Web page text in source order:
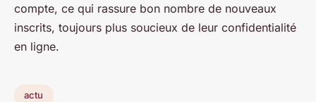
compte, ce qui rassure bon nombre de nouveaux
inscrits, toujours plus soucieux de leur confidentialité
en ligne.
actu